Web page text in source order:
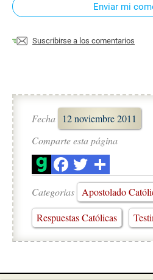
Enviar mi
Suscribirse a los comentarios
Fecha
12 noviembre 2011
Comparte esta página
Categorias
Apostolado
Respuestas Católicas